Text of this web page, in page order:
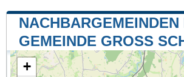
NACHBARGEMEINDEN
GEMEINDE GROSS
+